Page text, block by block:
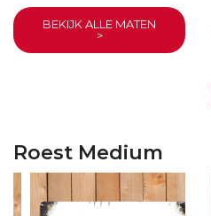
BEKIJK ALLE MATEN
>
Roest Medium